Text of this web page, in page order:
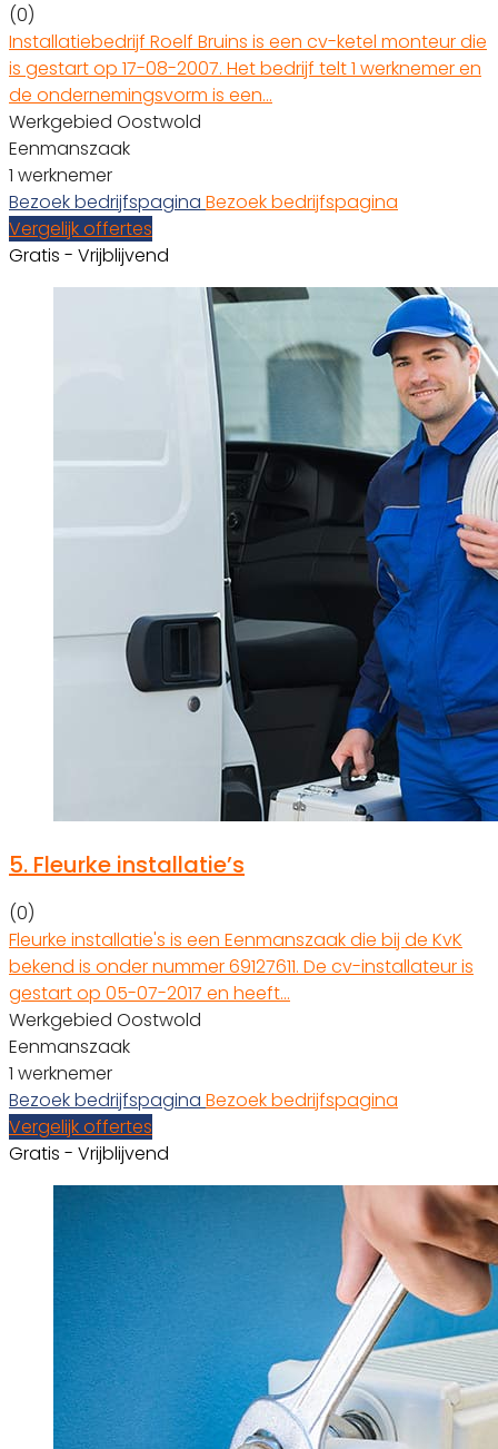
(0)
Installatiebedrijf Roelf Bruins is een cv-ketel monteur die
is gestart op 17-08-2007. Het bedrijf telt 1 werknemer en
de ondernemingsvorm is een…
Werkgebied Oostwold
Eenmanszaak
1 werknemer
Bezoek bedrijfspagina Bezoek bedrijfspagina
Vergelijk offertes
Gratis - Vrijblijvend
5. Fleurke installatie’s
(0)
Fleurke installatie's is een Eenmanszaak die bij de KvK
bekend is onder nummer 69127611. De cv-installateur is
gestart op 05-07-2017 en heeft…
Werkgebied Oostwold
Eenmanszaak
1 werknemer
Bezoek bedrijfspagina Bezoek bedrijfspagina
Vergelijk offertes
Gratis - Vrijblijvend